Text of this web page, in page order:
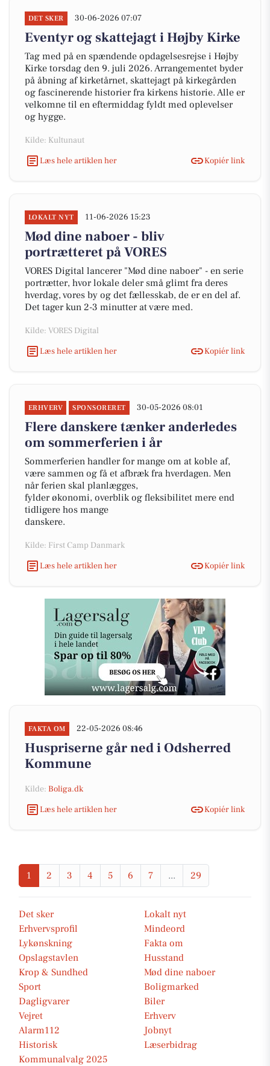
DET SKER 30-06-2026 07:07
Eventyr og skattejagt i Højby Kirke
Tag med på en spændende opdagelsesrejse i Højby
Kirke torsdag den 9. juli 2026. Arrangementet byder
på åbning af kirketårnet, skattejagt på kirkegården
og fascinerende historier fra kirkens historie. Alle er
velkomne til en eftermiddag fyldt med oplevelser
og hygge.
Kilde: Kultunaut
Læs hele artiklen her
Kopiér link
LOKALT NYT 11-06-2026 15:23
Mød dine naboer - bliv
portrætteret på VORES
VORES Digital lancerer "Mød dine naboer" - en serie
portrætter, hvor lokale deler små glimt fra deres
hverdag, vores by og det fællesskab, de er en del af.
Det tager kun 2-3 minutter at være med.
Kilde: VORES Digital
Læs hele artiklen her
Kopiér link
ERHVERV SPONSORERET 30-05-2026 08:01
Flere danskere tænker anderledes
om sommerferien i år
Sommerferien handler for mange om at koble af,
være sammen og få et afbræk fra hverdagen. Men
når ferien skal planlægges,
fylder økonomi, overblik og fleksibilitet mere end
tidligere hos mange
danskere.
Kilde: First Camp Danmark
Læs hele artiklen her
Kopiér link
FAKTA OM 22-05-2026 08:46
Huspriserne går ned i Odsherred
Kommune
Kilde: Boliga.dk
Læs hele artiklen her
Kopiér link
1 2 3 4 5 6 7 ... 29
Det sker
Lokalt nyt
Erhvervsprofil
Mindeord
Lykønskning
Fakta om
Opslagstavlen
Husstand
Krop & Sundhed
Mød dine naboer
Sport
Boligmarked
Dagligvarer
Biler
Vejret
Erhverv
Alarm112
Jobnyt
Historisk
Læserbidrag
Kommunalvalg 2025